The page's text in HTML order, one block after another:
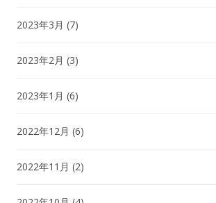
2023年3月 (7)
2023年2月 (3)
2023年1月 (6)
2022年12月 (6)
2022年11月 (2)